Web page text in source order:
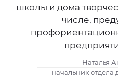
школы и дома
числе,
Наталья
начальник отдела